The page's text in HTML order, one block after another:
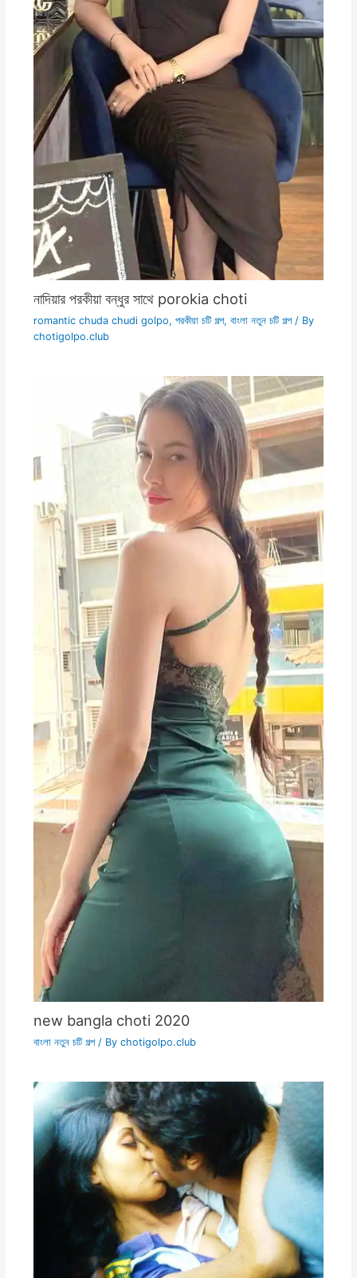
নাদিয়ার পরকীয়া বন্ধুর সাথে porokia choti
romantic chuda chudi golpo, পরকীয়া চটি গল্প, বাংলা নতুন চটি গল্প/ By
chotigolpo.club
new bangla choti 2020
বাংলা নতুন চটি গল্প/ By chotigolpo.club